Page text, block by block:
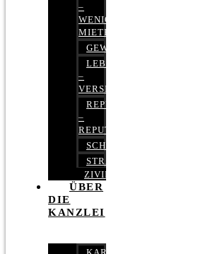
–
WENIGER
MIETE
GEWERBERECHT
LEBENSVERSICHERUNG
–
VERSICHERUNGSRECHT
REPUTATIONSRECHT
–
REPUTATIONSMANAGEMENT
SCHUFARECHT
STRAFRECHT
ZIVILRECHT
ÜBER
DIE
KANZLEI